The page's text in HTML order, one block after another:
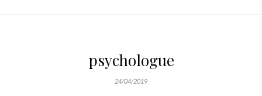
psychologue
24/04/2019